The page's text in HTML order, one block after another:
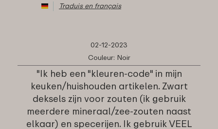
Traduis en français
02-12-2023
Couleur: Noir
"Ik heb een "kleuren-code" in mijn
keuken/huishouden artikelen. Zwart
deksels zijn voor zouten (ik gebruik
meerdere mineraal/zee-zouten naast
elkaar) en specerijen. Ik gebruik VEEL